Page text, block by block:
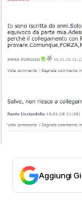
Aggiungi